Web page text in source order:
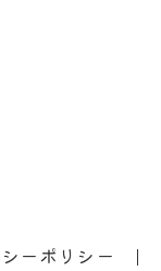
ーポリシー